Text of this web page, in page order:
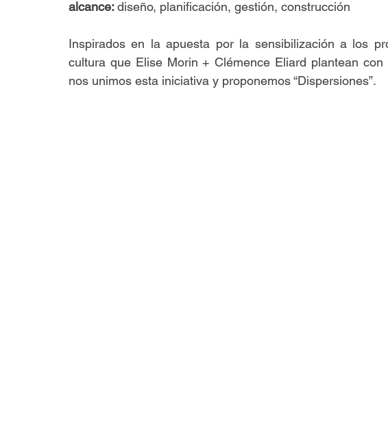
alcance: diseño, planificación, gestión, construcción
Inspirados en la apuesta por la sensibilización a los
cultura que Elise Morin + Clémence Eliard plantean con
nos unimos esta iniciativa y proponemos “Dispersiones”.